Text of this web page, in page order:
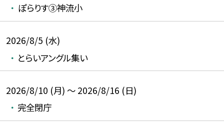
ぽらりす③神流小
2026/8/5 (水)
とらいアングル集い
2026/8/10 (月) ～ 2026/8/16 (日)
完全閉庁